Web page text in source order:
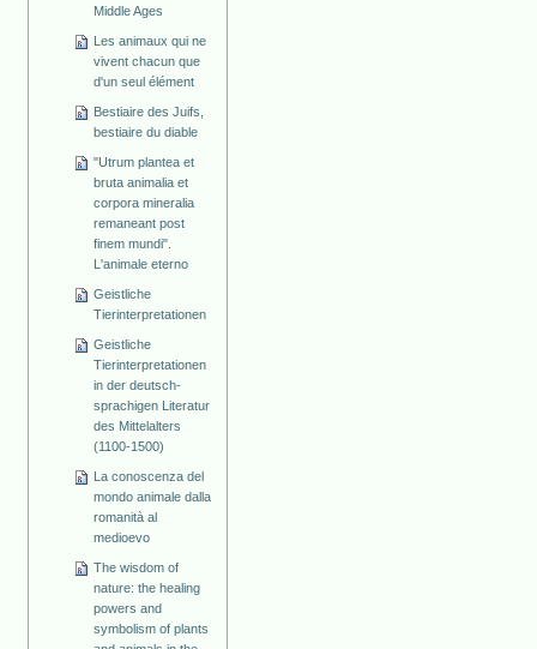
Middle Ages
Les animaux qui ne
vivent chacun que
d'un seul élément
Bestiaire des Juifs,
bestiaire du diable
"Utrum plantea et
bruta animalia et
corpora mineralia
remaneant post
finem mundi".
L'animale eterno
Geistliche
Tierinterpretationen
Geistliche
Tierinterpretationen
in der deutsch-
sprachigen Literatur
des Mittelalters
(1100-1500)
La conoscenza del
mondo animale dalla
romanità al
medioevo
The wisdom of
nature: the healing
powers and
symbolism of plants